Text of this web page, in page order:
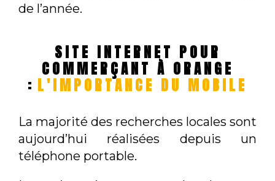
de l’année.
SITE INTERNET POUR
COMMERÇANT À ORANGE
: L'IMPORTANCE DU MOBILE
La majorité des recherches locales sont
aujourd’hui réalisées depuis un
téléphone portable.